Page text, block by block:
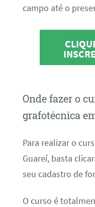
campo até o
Onde fazer o
grafotécnica
Para realizar o
Guareí, basta
seu cadastro de
O curso é